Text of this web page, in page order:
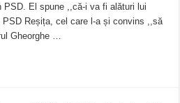
El spune ,,că-i va fi alături lui
PSD Reșița, cel care l-a și convins ,,să
Gheorghe …